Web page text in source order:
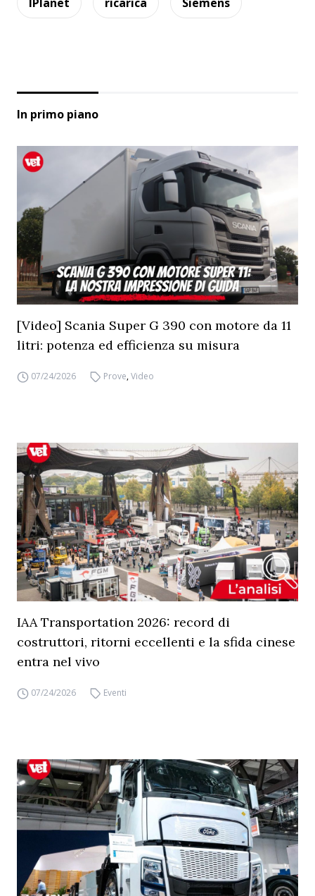
In primo piano
[Video] Scania Super G 390 con motore da 11
litri: potenza ed efficienza su misura
07/24/2026 Prove,Video
IAA Transportation 2026: record di
costruttori, ritorni eccellenti e la sfida cinese
entra nel vivo
07/24/2026 Eventi